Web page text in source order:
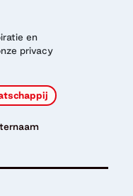
en
privacy